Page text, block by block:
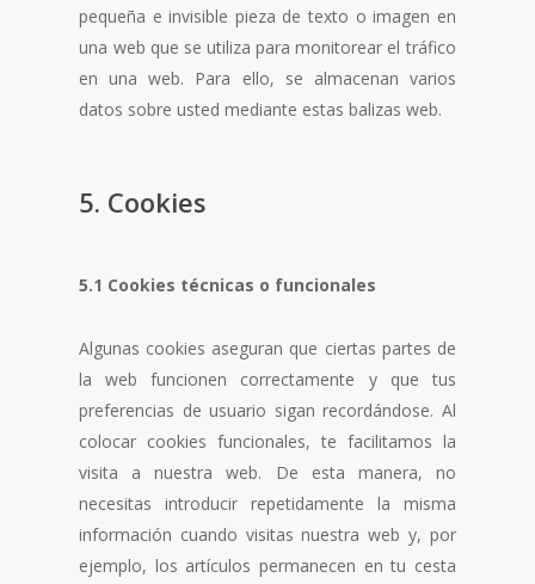
pequeña e invisible pieza de texto o imagen en
una web que se utiliza para monitorear el tráfico
en una web. Para ello, se almacenan varios
datos sobre usted mediante estas balizas web.
5. Cookies
5.1 Cookies técnicas o funcionales
Algunas cookies aseguran que ciertas partes de
la web funcionen correctamente y que tus
preferencias de usuario sigan recordándose. Al
colocar cookies funcionales, te facilitamos la
visita a nuestra web. De esta manera, no
necesitas introducir repetidamente la misma
información cuando visitas nuestra web y, por
ejemplo, los artículos permanecen en tu cesta